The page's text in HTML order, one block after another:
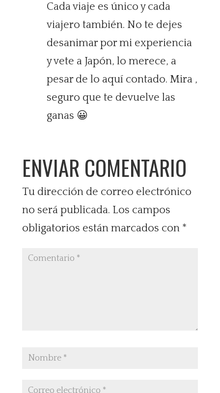
Cada viaje es único y cada
viajero también. No te dejes
desanimar por mi experiencia
y vete a Japón, lo merece, a
pesar de lo aquí contado. Mira ,
seguro que te devuelve las
ganas 😀
ENVIAR COMENTARIO
Tu dirección de correo electrónico
no será publicada. Los campos
obligatorios están marcados con *